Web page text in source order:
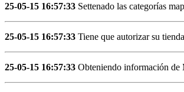
25-05-15 16:57:33 Settenado las categorías
25-05-15 16:57:33 Tiene que autorizar su
25-05-15 16:57:33 Obteniendo información de